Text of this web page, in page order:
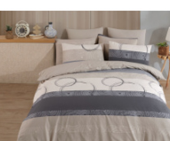
podľa nálady. Celok
dojem ľahkosti jarného
vánku a prináša spálni
prírodnú, sofistikovanú
atmosféru.